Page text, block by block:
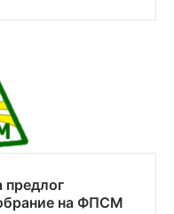
предлог
на ФПСМ